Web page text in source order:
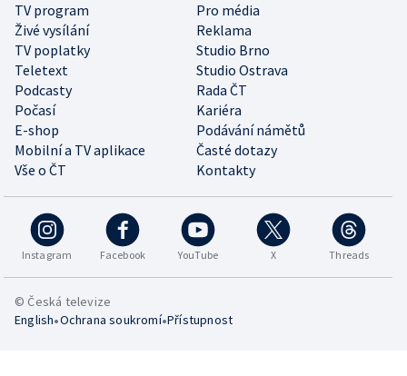
TV program
Pro média
Živé vysílání
Reklama
TV poplatky
Studio Brno
Teletext
Studio Ostrava
Podcasty
Rada ČT
Počasí
Kariéra
E-shop
Podávání námětů
Mobilní a TV aplikace
Časté dotazy
Vše o ČT
Kontakty
Instagram Facebook YouTube X Threads
© Česká televize
English•Ochrana soukromí•Přístupnost